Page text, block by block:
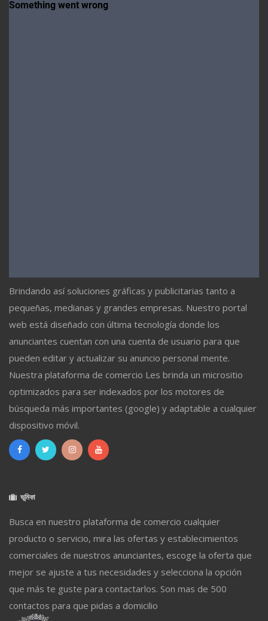
Brindando así soluciones gráficas y publicitarias tanto a
pequeñas, medianas y grandes empresas. Nuestro portal
web está diseñado con última tecnología donde los
anunciantes cuentan con una cuenta de usuario para que
pueden editar y actualizar su anuncio personal mente.
Nuestra plataforma de comercio Les brinda un micrositio
optimizados para ser indexados por los motores de
búsqueda más importantes (google) y adaptable a cualquier
dispositivo móvil.
ভূমিকা
Busca en nuestro plataforma de comercio cualquier
producto o servicio, mira las ofertas y establecimientos
comerciales de nuestros anunciantes, escoge la oferta que
mejor se ajuste a tus necesidades y selecciona la opción
que más te guste para contactarlos. Son mas de 500
contactos para que pidas a domicilio